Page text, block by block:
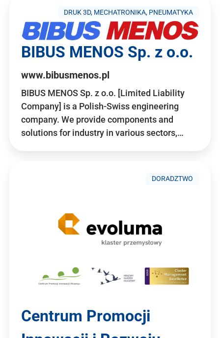
DRUK 3D, MECHATRONIKA, PNEUMATYKA
BIBUS MENOS Sp. z o.o.
www.bibusmenos.pl
BIBUS MENOS Sp. z o.o. [Limited Liability
Company] is a Polish-Swiss engineering
company. We provide components and
solutions for industry in various sectors,…
DORADZTWO
Centrum Promocji